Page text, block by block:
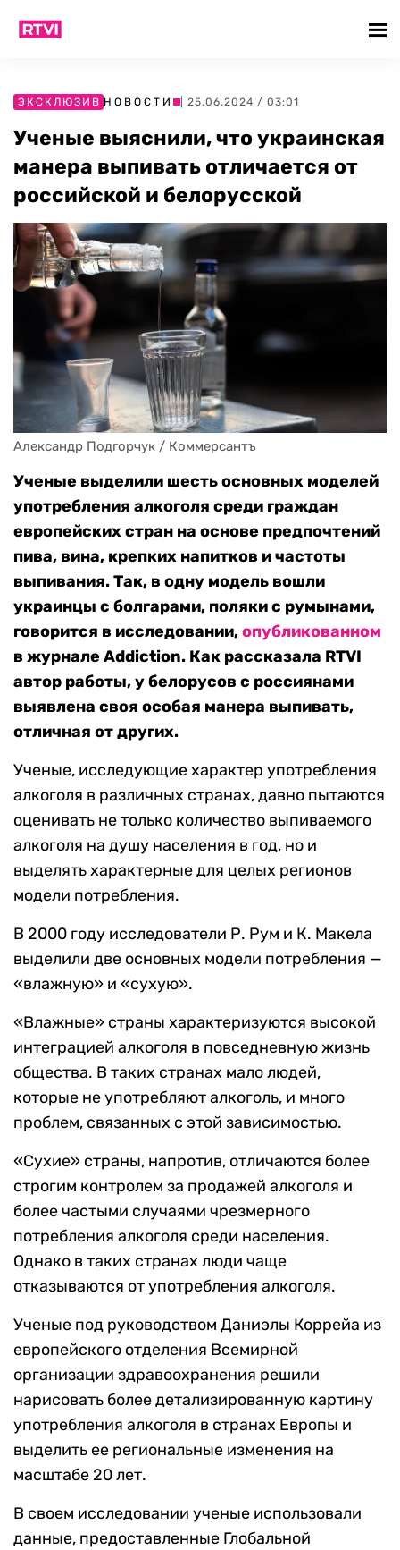
ЭКСКЛЮЗИВ НОВОСТИ | 25.06.2024 / 03:01
Ученые выяснили, что украинская
манера выпивать отличается от
российской и белорусской
Александр Подгорчук / Коммерсантъ
Ученые выделили шесть основных моделей
употребления алкоголя среди граждан
европейских стран на основе предпочтений
пива, вина, крепких напитков и частоты
выпивания. Так, в одну модель вошли
украинцы с болгарами, поляки с румынами,
говорится в исследовании,опубликованном
в журнале Addiction. Как рассказала RTVI
автор работы, у белорусов с россиянами
выявлена своя особая манера выпивать,
отличная от других.
Ученые, исследующие характер употребления
алкоголя в различных странах, давно пытаются
оценивать не только количество выпиваемого
алкоголя на душу населения в год, но и
выделять характерные для целых регионов
модели потребления.
В 2000 году исследователи Р. Рум и К. Макела
выделили две основных модели потребления —
«влажную» и «сухую».
«Влажные» страны характеризуются высокой
интеграцией алкоголя в повседневную жизнь
общества. В таких странах мало людей,
которые не употребляют алкоголь, и много
проблем, связанных с этой зависимостью.
«Сухие» страны, напротив, отличаются более
строгим контролем за продажей алкоголя и
более частыми случаями чрезмерного
потребления алкоголя среди населения.
Однако в таких странах люди чаще
отказываются от употребления алкоголя.
Ученые под руководством Даниэлы Коррейа из
европейского отделения Всемирной
организации здравоохранения решили
нарисовать более детализированную картину
употребления алкоголя в странах Европы и
выделить ее региональные изменения на
масштабе 20 лет.
В своем исследовании ученые использовали
данные, предоставленные Глобальной